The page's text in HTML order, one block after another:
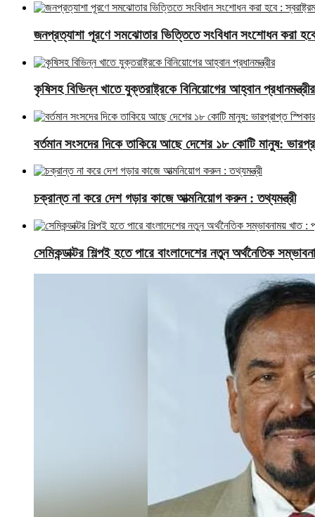
জনপ্রত্যাশা পূরণে সমঝোতার ভিত্তিতে সংবিধান সংশোধন করা হবে :
কৃষিসহ বিভিন্ন খাতে যুক্তরাষ্ট্রকে বিনিয়োগের আহ্বান প্রধানমন্ত্রীর
বর্তমান সংসদের দিকে তাকিয়ে আছে দেশের ১৮ কোটি মানুষ:
চক্রান্ত না করে দেশ গড়ার কাজে আত্মনিয়োগ করুন : তথ্যমন্ত্রী
সেমিকন্ডাক্টর শিল্পই হতে পারে বাংলাদেশের নতুন অর্থনৈতিক